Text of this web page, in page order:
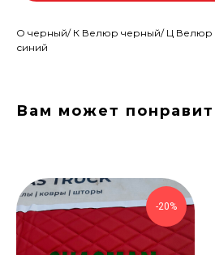
О черный/ К Велюр черный/ Ц Велюр
синий
Вам может
-20%